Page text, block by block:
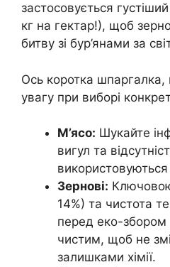
застосовується
кг на гектар!), щоб
битву зі бур’янами за
Ось коротка
увагу при виборі
М’ясо: Шукайте
вигул та
Зернові:
14%) та чистота
перед еко-збором
чистим, щоб не
залишками хімії.